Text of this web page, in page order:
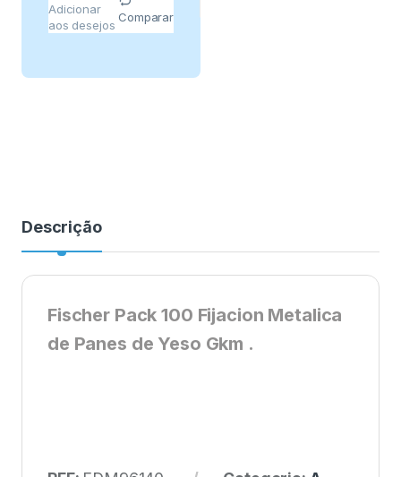
Adicionar
aos desejos
Comparar
Descrição
Fischer Pack 100 Fijacion Metalica
de Panes de Yeso Gkm .